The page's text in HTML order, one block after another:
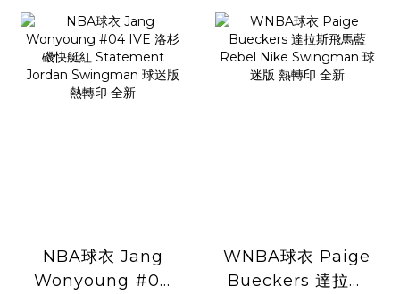
NBA球衣 Jang
Wonyoung #04
WNBA球衣 Paige
Bueckers 達拉斯